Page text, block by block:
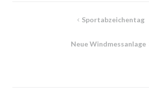
BeitragsnavigationSportabzeichentag
Neue Windmessanlage